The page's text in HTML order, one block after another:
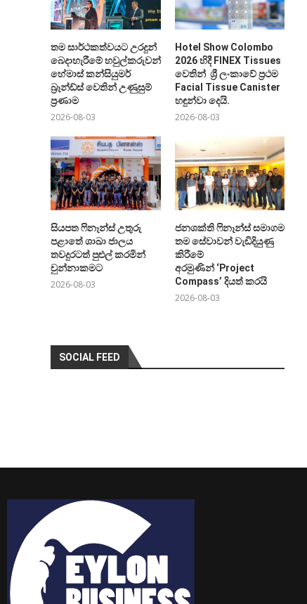
තම සාර්ථකත්වයට උරදුන්
බෙදාහැරීමේ හවුල්කරුවන්ට
හේමාස් කන්සියුමර්
බ්‍රෑන්ඩ්ස් වෙතින් උණුසුම්
ප්‍රණාම
2026-08-03
Hotel Show Colombo
2026 හිදී FINEX Tissues
වෙතින් ශ්‍රී ලංකාවේ ප්‍රථම
Facial Tissue Canister
හඳුන්වා දෙයි.
2026-08-03
සියපත ෆිනෑන්ස් උතුරු
පළාතේ ශාඛා ජාලය
තවදුරටත් පුළුල් කරමින්
චුන්නාකමට
2026-08-03
ජනශක්ති ෆිනෑන්ස් සමාගම
තම සේවාවන් වැඩිදියුණු
කිරීමේ
අරමුණින් ‘Project
Compass’ දියත් කරයි
2026-08-03
SOCIAL FEED